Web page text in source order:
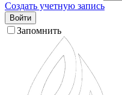
Создать учетную запись
Войти
Запомнить